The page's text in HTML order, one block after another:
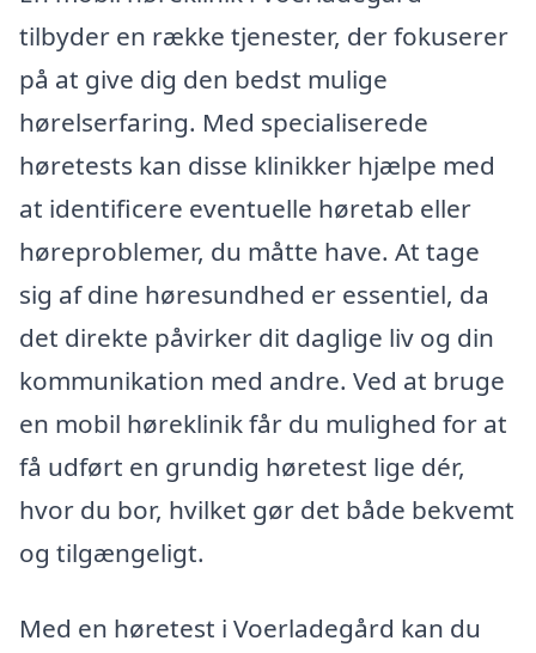
tilbyder en række tjenester, der fokuserer
på at give dig den bedst mulige
hørelserfaring. Med specialiserede
høretests kan disse klinikker hjælpe med
at identificere eventuelle høretab eller
høreproblemer, du måtte have. At tage
sig af dine høresundhed er essentiel, da
det direkte påvirker dit daglige liv og din
kommunikation med andre. Ved at bruge
en mobil høreklinik får du mulighed for at
få udført en grundig høretest lige dér,
hvor du bor, hvilket gør det både bekvemt
og tilgængeligt.
Med en høretest i Voerladegård kan du